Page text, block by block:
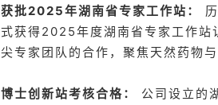
获批2025年湖南省专家工作站：
式获得2025年度湖南省专家工作站
尖专家团队的合作，聚焦天然药物
博士创新站考核合格：
公司设立的